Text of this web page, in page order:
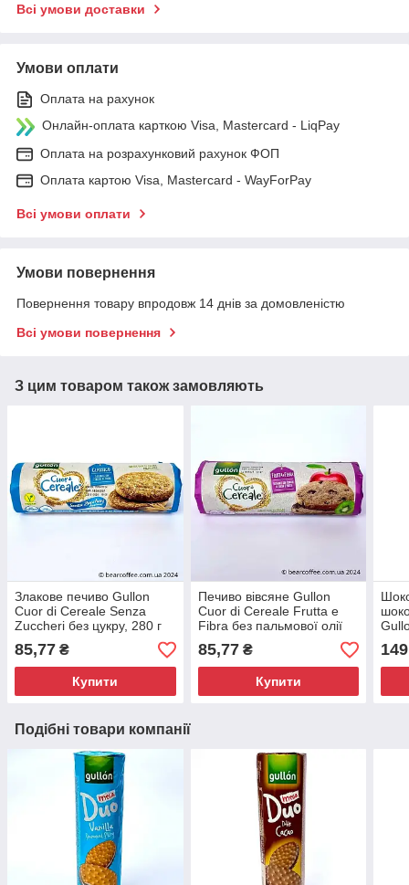
Всі умови доставки
Умови оплати
Оплата на рахунок
Онлайн-оплата карткою Visa, Mastercard - LiqPay
Оплата на розрахунковий рахунок ФОП
Оплата картою Visa, Mastercard - WayForPay
Всі умови оплати
Умови повернення
Повернення товару впродовж 14 днів за домовленістю
Всі умови повернення
З цим товаром також замовляють
Злакове печиво Gullon
Cuor di Cereale Senza
Zuccheri без цукру, 280 г
(Іспанія)
85,77 ₴
Купити
Печиво вівсяне Gullon
Cuor di Cereale Frutta e
Fibra без пальмової олії
300 г Іспанія
85,77₴
Купити
Подібні товари компанії